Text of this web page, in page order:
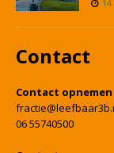
Contact
Contact
06 55740500